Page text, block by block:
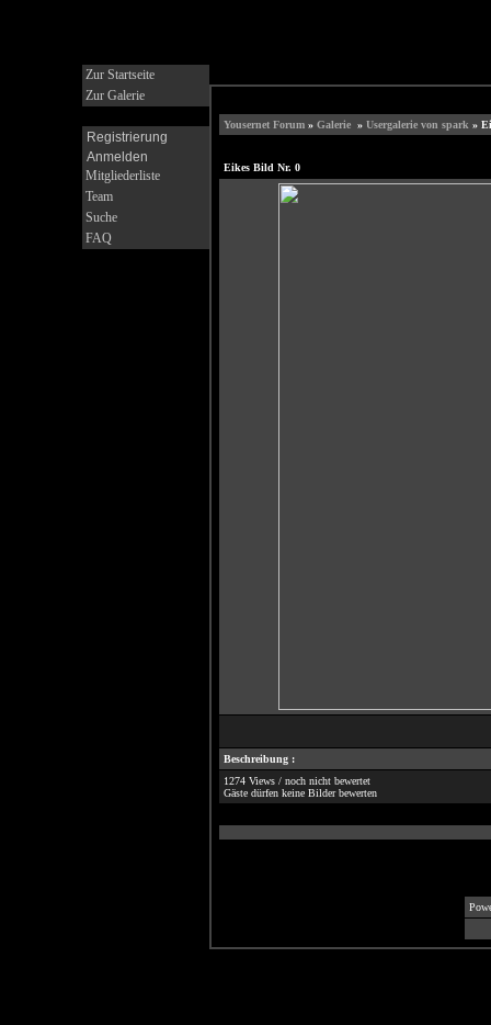
Zur Startseite
Zur Galerie
Registrierung
Anmelden
Mitgliederliste
Team
Suche
FAQ
Yousernet Forum» Galerie» Usergalerie von spark »
Eikes Bild Nr. 0
Beschreibung :
1274 Views / noch nicht bewertet
Gäste dürfen keine Bilder bewerten